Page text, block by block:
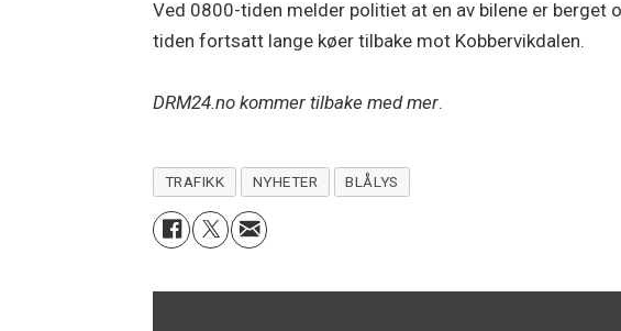
Ved 0800-tiden melder politiet at en av bilene er berget
tiden fortsatt lange køer tilbake mot Kobbervikdalen.
DRM24.no kommer tilbake med mer.
TRAFIKK NYHETER BLÅLYS